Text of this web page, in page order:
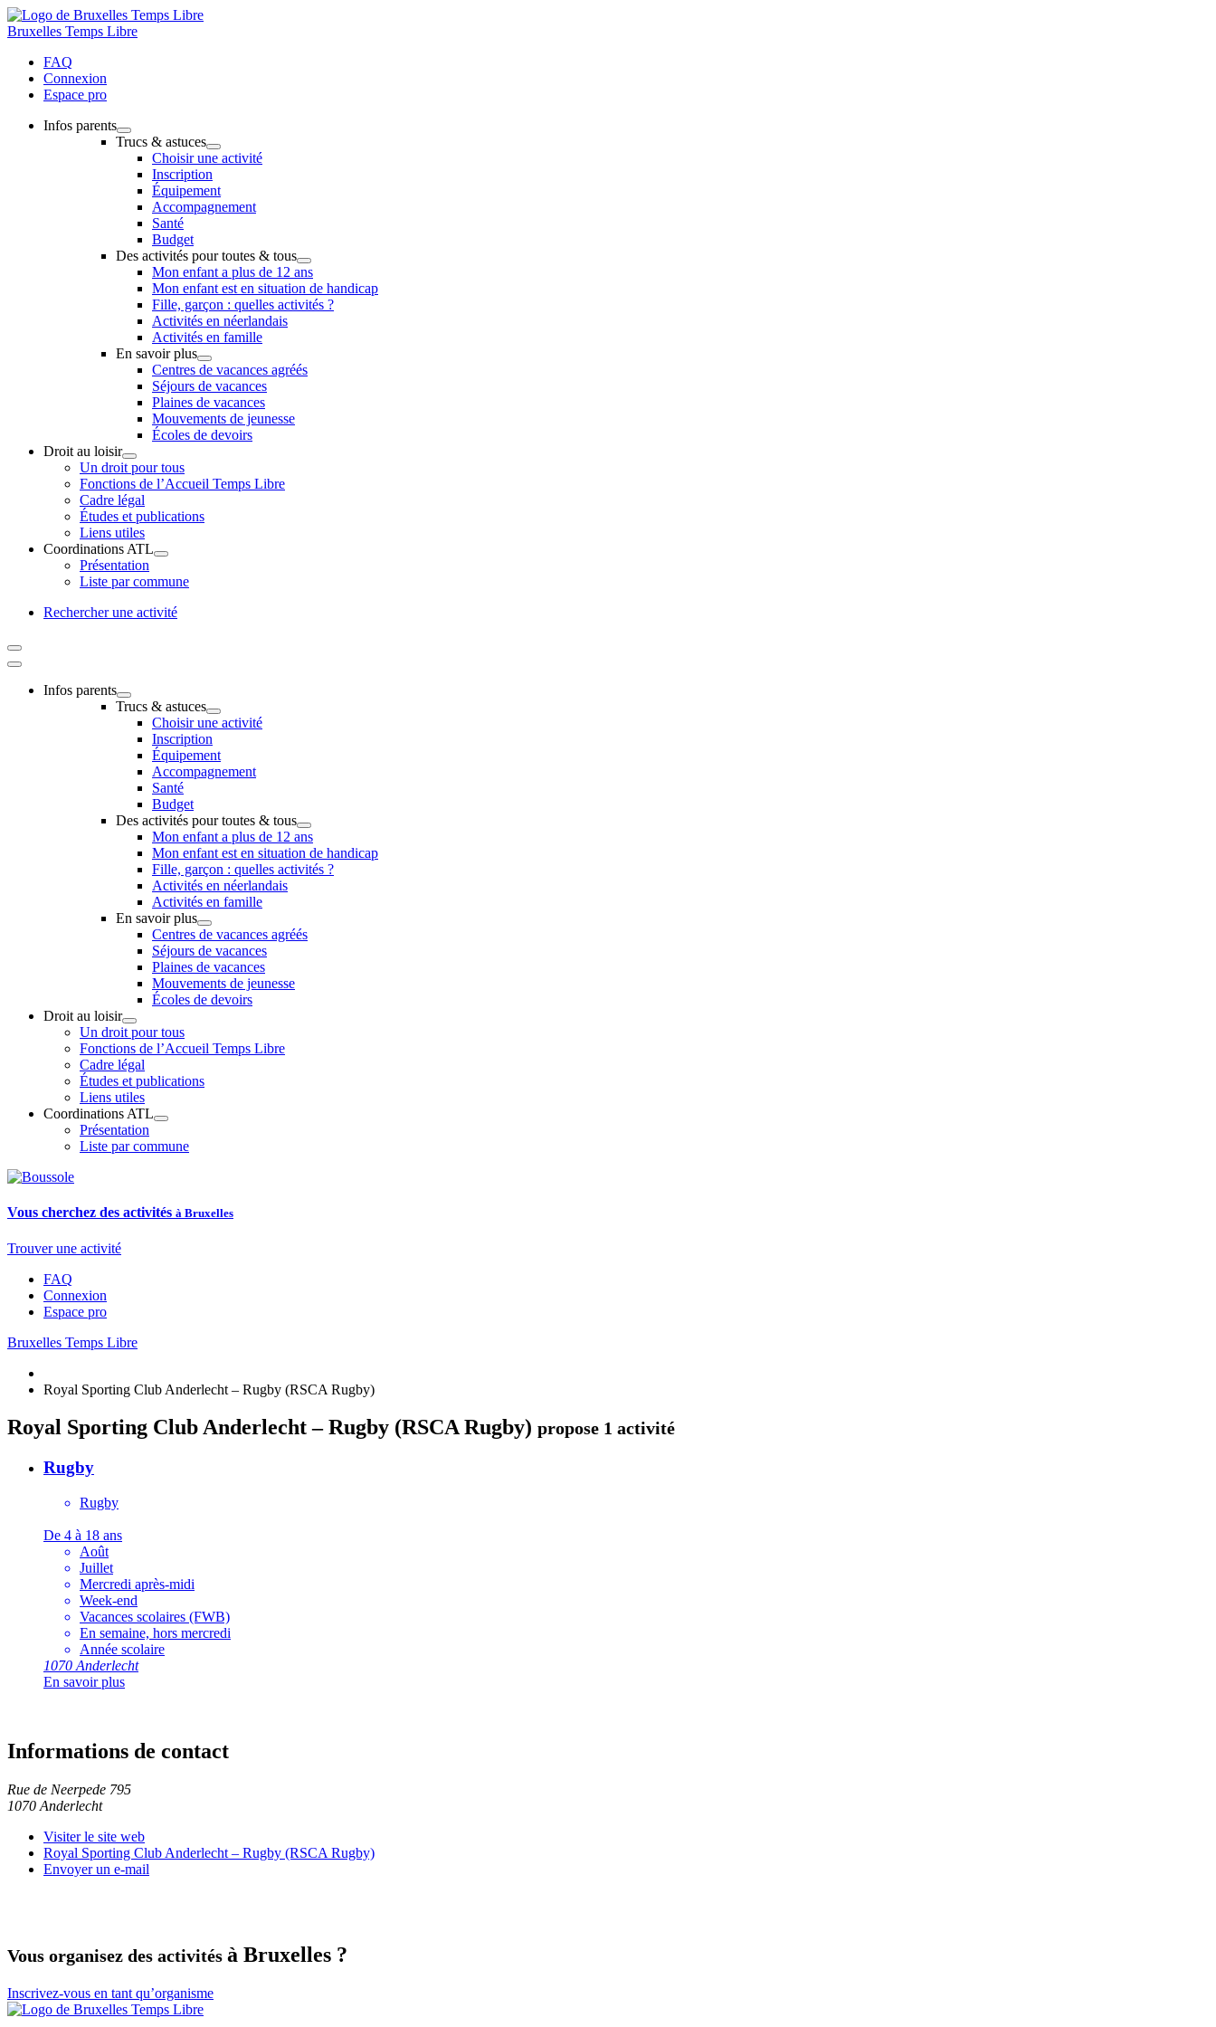
Bruxelles Temps Libre
FAQ
Connexion
Espace pro
Infos parents
Trucs & astuces
Choisir une activité
Inscription
Équipement
Accompagnement
Santé
Budget
Des activités pour toutes & tous
Mon enfant a plus de 12 ans
Mon enfant est en situation de handicap
Fille, garçon : quelles activités ?
Activités en néerlandais
Activités en famille
En savoir plus
Centres de vacances agréés
Séjours de vacances
Plaines de vacances
Mouvements de jeunesse
Écoles de devoirs
Droit au loisir
Un droit pour tous
Fonctions de l’Accueil Temps Libre
Cadre légal
Études et publications
Liens utiles
Coordinations ATL
Présentation
Liste par commune
Rechercher une activité
Infos parents
Trucs & astuces
Choisir une activité
Inscription
Équipement
Accompagnement
Santé
Budget
Des activités pour toutes & tous
Mon enfant a plus de 12 ans
Mon enfant est en situation de handicap
Fille, garçon : quelles activités ?
Activités en néerlandais
Activités en famille
En savoir plus
Centres de vacances agréés
Séjours de vacances
Plaines de vacances
Mouvements de jeunesse
Écoles de devoirs
Droit au loisir
Un droit pour tous
Fonctions de l’Accueil Temps Libre
Cadre légal
Études et publications
Liens utiles
Coordinations ATL
Présentation
Liste par commune
Vous cherchez des activités à Bruxelles
Trouver une activité
FAQ
Connexion
Espace pro
Bruxelles Temps Libre
Royal Sporting Club Anderlecht – Rugby (RSCA Rugby)
Royal Sporting Club Anderlecht – Rugby (RSCA Rugby) propose 1 activité
Rugby
Rugby
De 4 à 18 ans
Août
Juillet
Mercredi après-midi
Week-end
Vacances scolaires (FWB)
En semaine, hors mercredi
Année scolaire
1070 Anderlecht
En savoir plus
Informations de contact
Rue de Neerpede 795
1070 Anderlecht
Visiter le site web
Royal Sporting Club Anderlecht – Rugby (RSCA Rugby)
Envoyer un e-mail
Vous organisez des activités à Bruxelles ?
Inscrivez-vous en tant qu’organisme